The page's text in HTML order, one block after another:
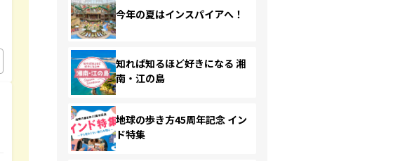
今年の夏はインスパイアへ！
知れば知るほど好きになる 湘
南・江の島
地球の歩き方45周年記念 イン
ド特集